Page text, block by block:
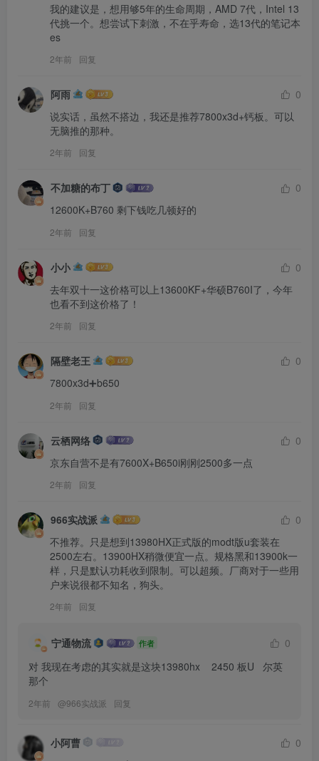
我的建议是，想用够5年的生命周期，AMD 7代，Intel 13
代挑一个。想尝试下刺激，不在乎寿命，选13代的笔记本
es
2年前 回复
阿雨
0
说实话，虽然不搭边，我还是推荐7800x3d+钙板。可以
无脑推的那种。
2年前 回复
不加糖的布丁
0
12600K+B760 剩下钱吃几顿好的
2年前 回复
小小
0
去年双十一这价格可以上13600KF+华硕B760I了，今年
也看不到这价格了！
2年前 回复
隔壁老王
0
7800x3d➕b650
2年前 回复
云栖网络
0
京东自营不是有7600X+B650i刚刚2500多一点
2年前 回复
966实战派
0
不推荐。只是想到13980HX正式版的modt版u套装在
2500左右。13900HX稍微便宜一点。规格黑和13900k一
样，只是默认功耗收到限制。可以超频。厂商对于一些用
户来说很都不知名，狗头。
2年前 回复
宁通物流 作者
0
对 我现在考虑的其实就是这块13980hx    2450 板U   尔英
那个
2年前 @966实战派 回复
小阿曹
0